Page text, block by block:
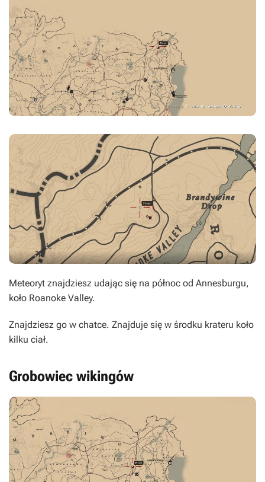
Meteoryt znajdziesz udając się na północ od Annesburgu,
koło Roanoke Valley.
Znajdziesz go w chatce. Znajduje się w środku krateru koło
kilku ciał.
Grobowiec wikingów